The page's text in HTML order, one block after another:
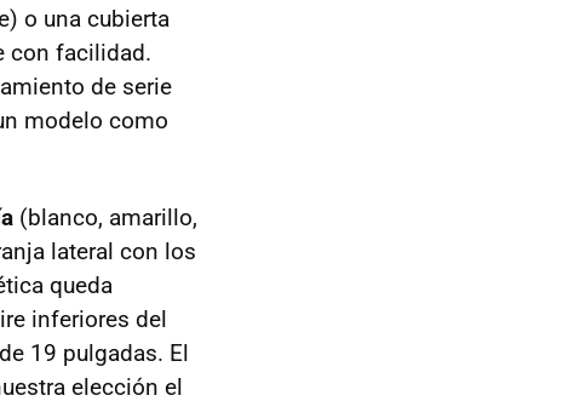
o una cubierta
con facilidad.
de serie
modelo como
(blanco, amarillo,
lateral con los
queda
inferiores del
19 pulgadas. El
elección el